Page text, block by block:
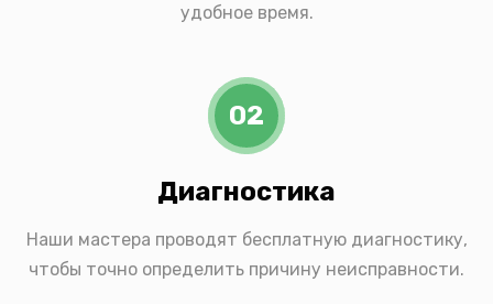
удобное время.
02
Диагностика
Наши мастера проводят бесплатную диагностику,
чтобы точно определить причину неисправности.